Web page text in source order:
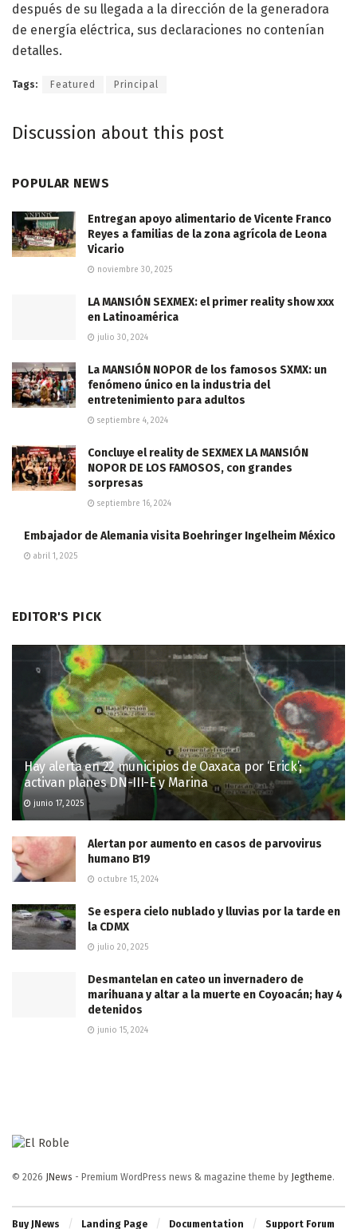
después de su llegada a la dirección de la generadora
de energía eléctrica, sus declaraciones no contenían
detalles.
Tags: Featured Principal
Discussion about this post
POPULAR NEWS
Entregan apoyo alimentario de Vicente Franco
Reyes a familias de la zona agrícola de Leona
Vicario
noviembre 30, 2025
LA MANSIÓN SEXMEX: el primer reality show xxx
en Latinoamérica
julio 30, 2024
La MANSIÓN NOPOR de los famosos SXMX: un
fenómeno único en la industria del
entretenimiento para adultos
septiembre 4, 2024
Concluye el reality de SEXMEX LA MANSIÓN
NOPOR DE LOS FAMOSOS, con grandes
sorpresas
septiembre 16, 2024
Embajador de Alemania visita Boehringer Ingelheim México
abril 1, 2025
EDITOR'S PICK
Hay alerta en 22 municipios de Oaxaca por ‘Erick’;
activan planes DN-III-E y Marina
junio 17, 2025
Alertan por aumento en casos de parvovirus
humano B19
octubre 15, 2024
Se espera cielo nublado y lluvias por la tarde en
la CDMX
julio 20, 2025
Desmantelan en cateo un invernadero de
marihuana y altar a la muerte en Coyoacán; hay 4
detenidos
junio 15, 2024
© 2026 JNews - Premium WordPress news & magazine theme by Jegtheme.
Buy JNews Landing Page Documentation Support Forum